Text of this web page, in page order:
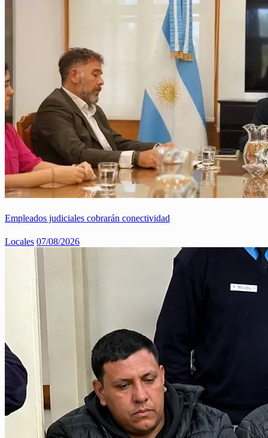
Empleados judiciales cobrarán conectividad
Locales 07/08/2026